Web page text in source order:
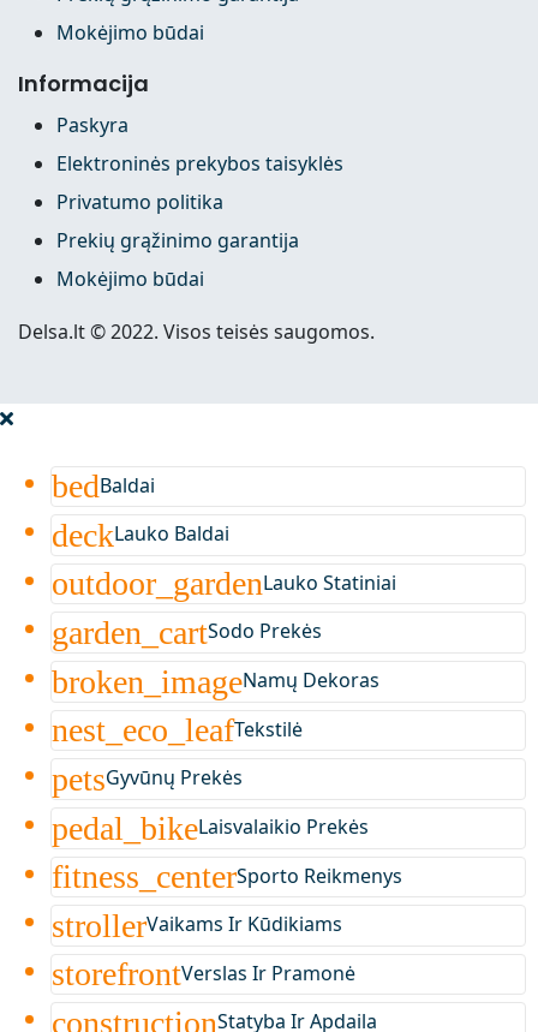
Mokėjimo būdai
Informacija
Paskyra
Elektroninės prekybos taisyklės
Privatumo politika
Prekių grąžinimo garantija
Mokėjimo būdai
Delsa.lt © 2022. Visos teisės saugomos.
bedBaldai
deckLauko Baldai
outdoor_gardenLauko Statiniai
garden_cartSodo Prekės
broken_imageNamų Dekoras
nest_eco_leafTekstilė
petsGyvūnų Prekės
pedal_bikeLaisvalaikio Prekės
fitness_centerSporto Reikmenys
strollerVaikams Ir Kūdikiams
storefrontVerslas Ir Pramonė
constructionStatyba Ir Apdaila